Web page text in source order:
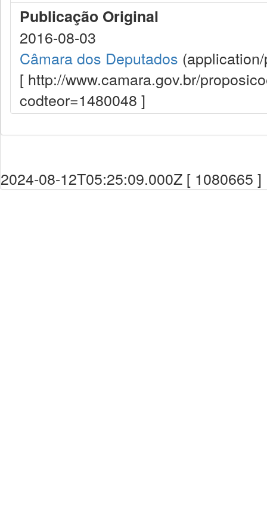
Publicação Original
2016-08-03
Câmara dos Deputados
[ http://www.camara.gov.br/
codteor=1480048 ]
2024-08-12T05:25:09.000Z [ 1080665 ]